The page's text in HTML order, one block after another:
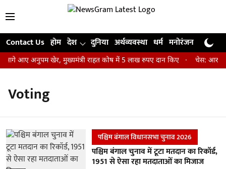
Contact Us होम देश दुनिया अर्थव्यवस्था धर्म मनोरंजन खेल
आए अनुपम खेर, मुख्यमंत्री राहत कोष में 5 लाख रुपए दान किए चेस: आर
Voting
पश्चिम बंगाल विधानसभा चुनाव 2026
पश्चिम बंगाल चुनाव में टूटा मतदान का रिकॉर्ड,
1951 से ऐसा रहा मतदाताओं का मिजाज